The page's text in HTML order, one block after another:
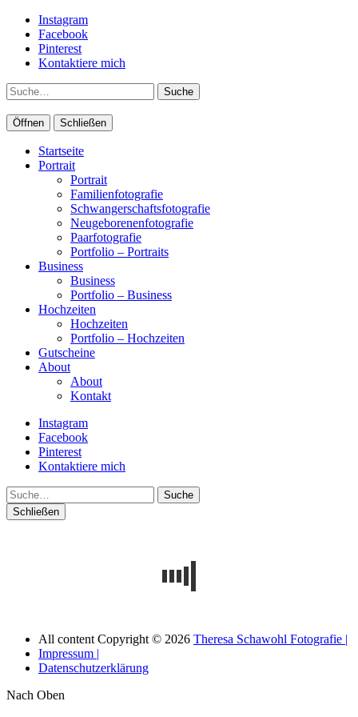
Instagram
Facebook
Pinterest
Kontaktiere mich
Suche
Öffnen Schließen
Startseite
Portrait
Portrait
Familienfotografie
Schwangerschaftsfotografie
Neugeborenenfotografie
Paarfotografie
Portfolio – Portraits
Business
Business
Portfolio – Business
Hochzeiten
Hochzeiten
Portfolio – Hochzeiten
Gutscheine
About
About
Kontakt
Instagram
Facebook
Pinterest
Kontaktiere mich
Suche
Schließen
All content Copyright © 2026 Theresa Schawohl Fotografie |
Impressum |
Datenschutzerklärung
Nach Oben